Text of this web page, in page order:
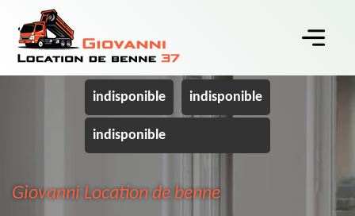
indisponible indisponible
indisponible
Giovanni Location de benne